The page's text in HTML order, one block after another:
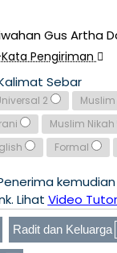
Gus Artha
Pengiriman
Sebar
2 Muslim
Muslim Nikah
Formal
kemudian
Lihat Video
Radit dan Keluarga